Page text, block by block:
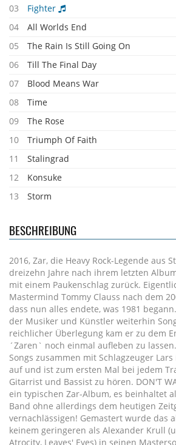
03
Fighter
04
All Worlds End
05
The Rain Is Still Going On
06
Till The Final Day
07
Blood Means War
08
Time
09
The Rose
10
Triumph Of Faith
11
Stalingrad
12
Konsuke
13
Storm
BESCHREIBUNG
2016, Zar, die Heavy Rock-Legende aus
dreizehn Jahre nach ihrem letzten Album
mit einem Paukenschlag zurück.
Mastermind Tommy Clauss nach dem
dass nun alles endete, was 1981
der Musiker und Künstler weiterhin
reichlicher Überlegung kam er zu dem
´Zaren` noch einmal aufleben zu
Songs zusammen mit Schlagzeuger
auf und ist zum ersten Mal bei jedem
Gitarrist und Bassist zu hören. DON'T
ein typischen Zar-Album, es beinhaltet
Band ohne allerdings dem heutigen
vernachlässigen! Gemastert wurde das
keinem geringeren als Alexander Krull
Atrocity, Leaves' Eyes) in seinen